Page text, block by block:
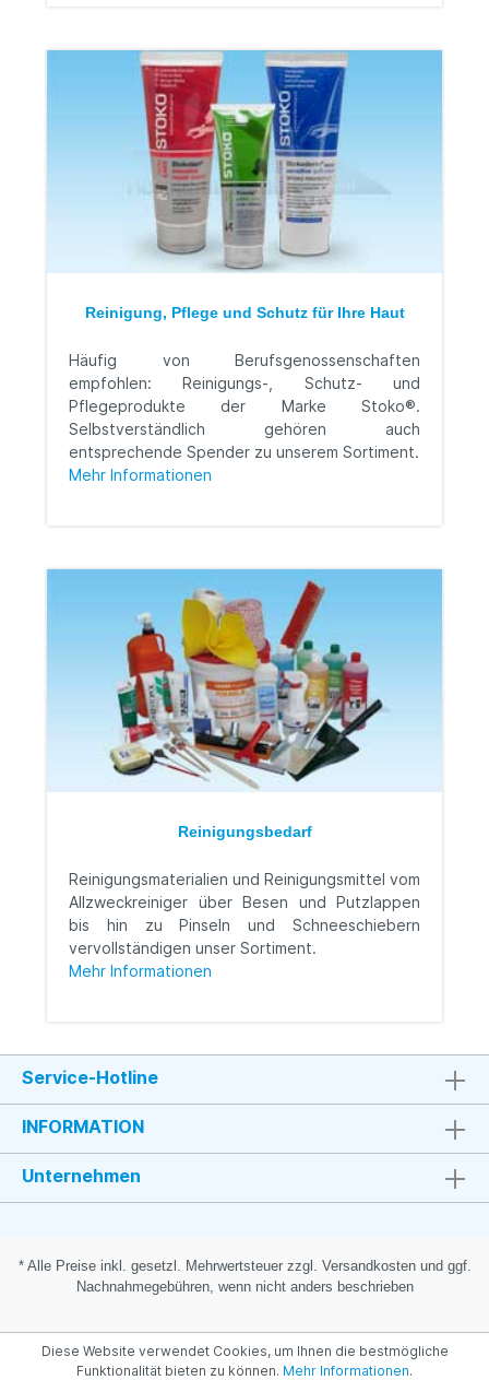
Reinigung, Pflege und Schutz für Ihre Haut
Häufig von Berufsgenossenschaften
empfohlen: Reinigungs-, Schutz- und
Pflegeprodukte der Marke Stoko®.
Selbstverständlich gehören auch
entsprechende Spender zu unserem Sortiment.
Mehr Informationen
Reinigungsbedarf
Reinigungsmaterialien und Reinigungsmittel vom
Allzweckreiniger über Besen und Putzlappen
bis hin zu Pinseln und Schneeschiebern
vervollständigen unser Sortiment.
Mehr Informationen
Service-Hotline
INFORMATION
Unternehmen
* Alle Preise inkl. gesetzl. Mehrwertsteuer zzgl. Versandkosten und ggf.
Nachnahmegebühren, wenn nicht anders beschrieben
Diese Website verwendet Cookies, um Ihnen die bestmögliche
Funktionalität bieten zu können. Mehr Informationen.